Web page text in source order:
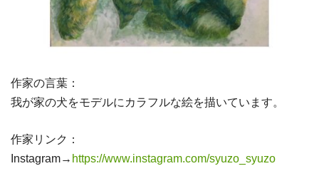
作家の言葉：
我が家の犬をモデルにカラフルな絵を描いています。
作家リンク：
Instagram→ https://www.instagram.com/syuzo_syuzo